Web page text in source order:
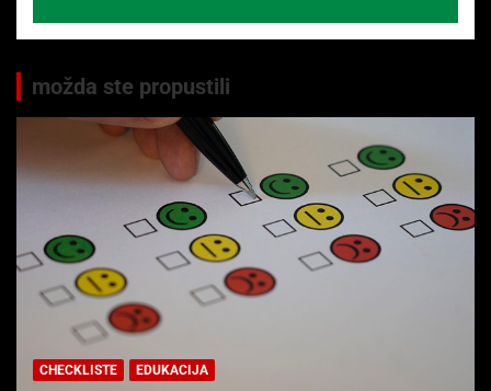
možda ste propustili
CHECKLISTE EDUKACIJA